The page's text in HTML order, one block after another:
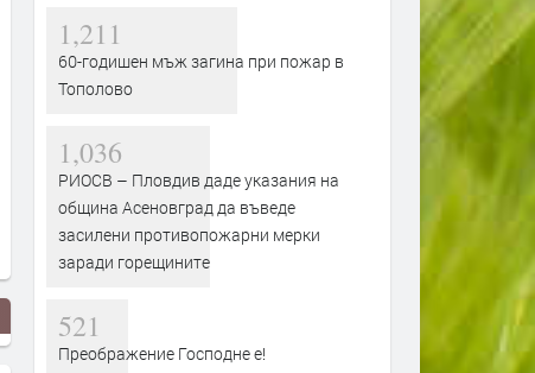
1,211
60-годишен мъж загина при пожар в
Тополово
1,036
РИОСВ – Пловдив даде указания на
община Асеновград да въведе
засилени противопожарни мерки
заради горещините
521
Преображение Господне е!